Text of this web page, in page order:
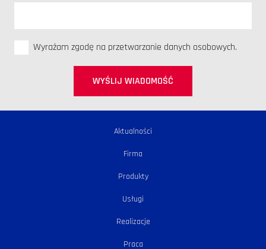
Wyrażam zgodę na przetwarzanie danych osobowych.
WYŚLIJ WIADOMOŚĆ
Aktualności
Firma
Produkty
Usługi
Realizacje
Praca